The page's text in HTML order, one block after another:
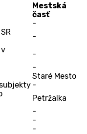
Mestská
časť
-
-
-
-
Staré Mesto
-
Petržalka
-
-
-